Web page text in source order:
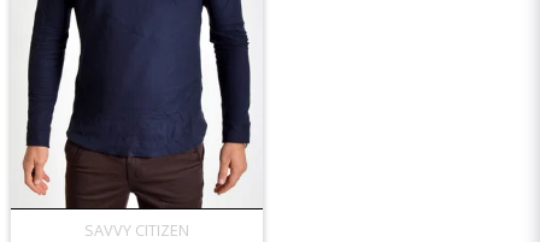
SAVVY CITIZEN